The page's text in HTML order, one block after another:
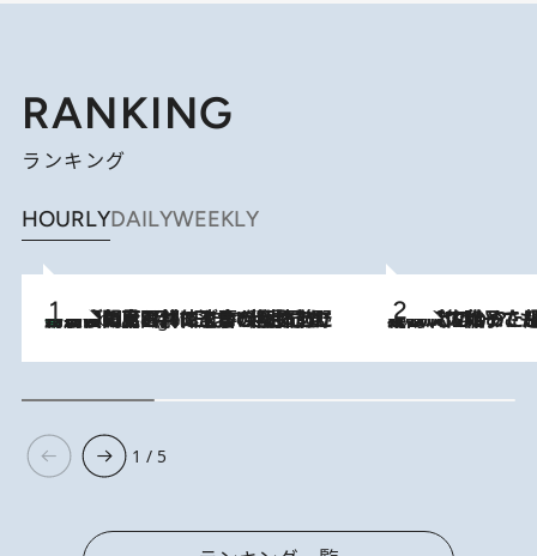
RANKING
ランキング
HOURLYDAILYWEEKLY
9 Hours Ago
「最後に見られてよかった」上野動物園の東園パンダ舎が解体前に特別公開。8月16日まで延長されたパネル展と共に辿る“半世紀”のパンダ飼育《解体工事の図面あり》 2026.8.5
【阿川佐和子さんの年とる力】なぜ70代で始めた趣味は“こんなに楽しい”のか？ ピアノ、俳句…スランプに陥っても続けられる“ある秘訣”とは
1 / 5